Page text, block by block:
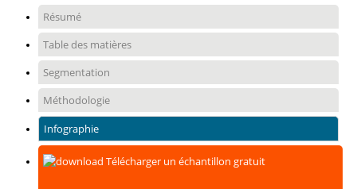
Résumé
Table des matières
Segmentation
Méthodologie
Infographie
Télécharger un échantillon gratuit